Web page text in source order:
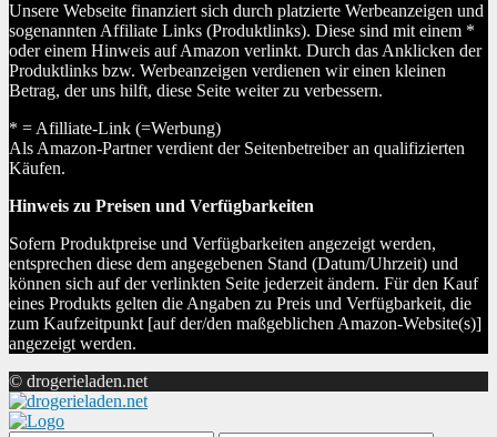
Unsere Webseite finanziert sich durch platzierte Werbeanzeigen und
sogenannten Affiliate Links (Produktlinks). Diese sind mit einem *
oder einem Hinweis auf Amazon verlinkt. Durch das Anklicken der
Produktlinks bzw. Werbeanzeigen verdienen wir einen kleinen
Betrag, der uns hilft, diese Seite weiter zu verbessern.
* = Afilliate-Link (=Werbung)
Als Amazon-Partner verdient der Seitenbetreiber an qualifizierten
Käufen.
Hinweis zu Preisen und Verfügbarkeiten
Sofern Produktpreise und Verfügbarkeiten angezeigt werden,
entsprechen diese dem angegebenen Stand (Datum/Uhrzeit) und
können sich auf der verlinkten Seite jederzeit ändern. Für den Kauf
eines Produkts gelten die Angaben zu Preis und Verfügbarkeit, die
zum Kaufzeitpunkt [auf der/den maßgeblichen Amazon-Website(s)]
angezeigt werden.
© drogerieladen.net